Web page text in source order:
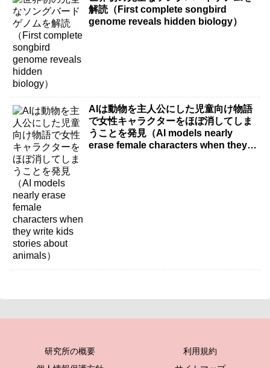
解読（First complete songbird
genome reveals hidden biology）
AIは動物を主人公にした児童向け物語
で女性キャラクターをほぼ消してしま
うことを発見（AI models nearly
erase female characters when they
研究所の概要
利用規約